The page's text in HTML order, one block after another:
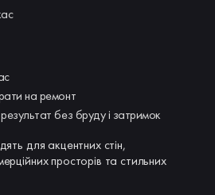
на ремонт
без бруду і затримок
для акцентних стін,
просторів та стильних